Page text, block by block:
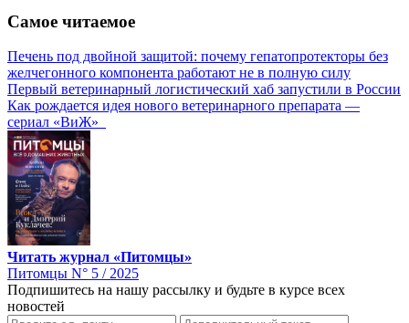
Самое читаемое
Печень под двойной защитой: почему гепатопротекторы без
желчегонного компонента работают не в полную силу
Первый ветеринарный логистический хаб запустили в России
Как рождается идея нового ветеринарного препарата —
сериал «ВиЖ»
Читать журнал «Питомцы»
Питомцы N° 5 / 2025
Подпишитесь на нашу рассылку и будьте в курсе всех
новостей